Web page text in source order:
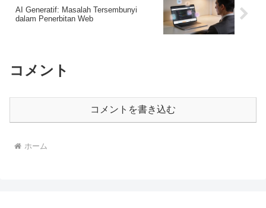
AI Generatif: Masalah Tersembunyi
dalam Penerbitan Web
コメント
コメントを書き込む
ホーム